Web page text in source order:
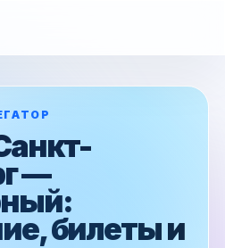
—
билеты и